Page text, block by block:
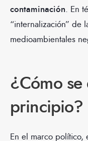
contaminación. En
“internalización” de
medioambientales
¿Cómo
principio?
En el marco político,